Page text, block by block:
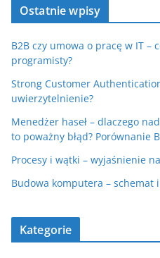
Ostatnie wpisy
B2B czy umowa o pracę w IT –
programisty?
Strong Customer
uwierzytelnienie?
Menedżer haseł – dlaczego
to poważny błąd? Porównanie
Procesy i wątki – wyjaśnienie
Budowa komputera – schemat
Kategorie